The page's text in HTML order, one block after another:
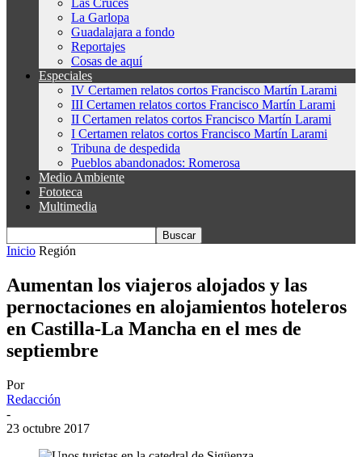
Las Cruces
La Garlopa
Guadalajara a fondo
Reportajes
Cosas de aquí
Especiales
IV Certamen relatos cortos Francisco Martín Larami
III Certamen relatos cortos Francisco Martín Larami
II Certamen relatos cortos Francisco Martín Larami
I Certamen relatos cortos Francisco Martín Larami
Tribuna de despedida
Pueblos abandonados: Romerosa
Medio Ambiente
Fototeca
Multimedia
Inicio Región
Aumentan los viajeros alojados y las
pernoctaciones en alojamientos hoteleros
en Castilla-La Mancha en el mes de
septiembre
Por
Redacción
-
23 octubre 2017